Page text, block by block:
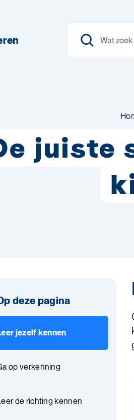
juiste
deze pagina
jezelf kennen
op verkenning
de richting kennen